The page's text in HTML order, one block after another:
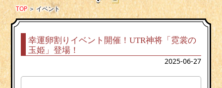
TOP＞イベント
幸運卵割りイベント開催！UTR神将「霓裳の
玉姫」登場！
2025-06-27